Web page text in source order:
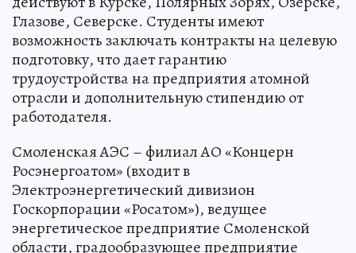
Глазове, Северске. Студенты имеют
возможность заключать контракты на целевую
подготовку, что дает гарантию
трудоустройства на предприятия атомной
отрасли и дополнительную стипендию от
работодателя.
Смоленская АЭС – филиал АО «Концерн
Росэнергоатом» (входит в
Электроэнергетический дивизион
Госкорпорации «Росатом»), ведущее
энергетическое предприятие Смоленской
области, градообразующее предприятие